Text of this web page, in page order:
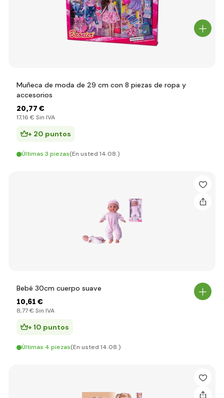
Muñeca de moda de 29 cm con 8 piezas de ropa y
accesorios
20,77 €
17,16 € Sin IVA
+ 20 puntos
Últimas 3 piezas(En usted 14.08.)
Bebé 30cm cuerpo suave
10,61 €
8,77 € Sin IVA
+ 10 puntos
Últimas 4 piezas(En usted 14.08.)